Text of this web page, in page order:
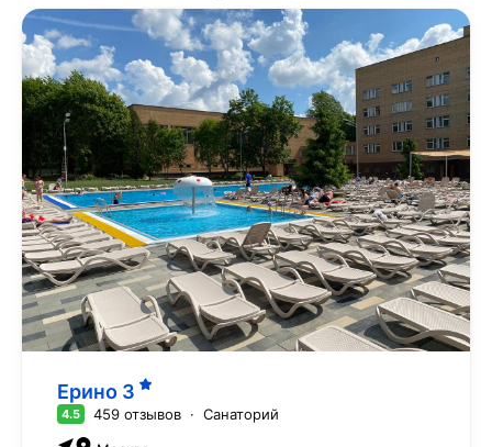
Ерино 3
4.5 459 отзывов · Санаторий